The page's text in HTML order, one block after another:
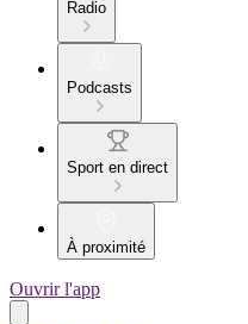
Radio
Podcasts
Sport en direct
À proximité
Ouvrir l'app